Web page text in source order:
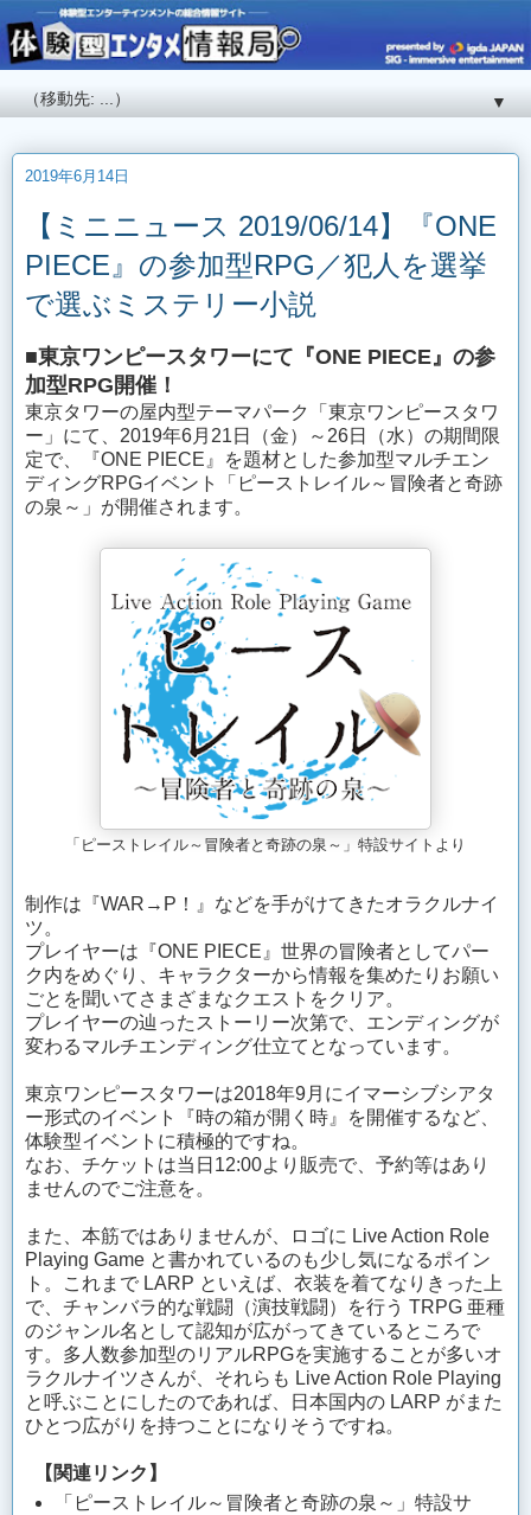
▼
2019年6月14日
【ミニニュース 2019/06/14】『ONE
PIECE』の参加型RPG／犯人を選挙
で選ぶミステリー小説
■東京ワンピースタワーにて『ONE PIECE』の参
加型RPG開催！
東京タワーの屋内型テーマパーク「東京ワンピースタワ
ー」にて、2019年6月21日（金）～26日（水）の期間限
定で、『ONE PIECE』を題材とした参加型マルチエン
ディングRPGイベント「ピーストレイル～冒険者と奇跡
の泉～」が開催されます。
「ピーストレイル～冒険者と奇跡の泉～」特設サイトより
制作は『WAR→P！』などを手がけてきたオラクルナイ
ツ。
プレイヤーは『ONE PIECE』世界の冒険者としてパー
ク内をめぐり、キャラクターから情報を集めたりお願い
ごとを聞いてさまざまなクエストをクリア。
プレイヤーの辿ったストーリー次第で、エンディングが
変わるマルチエンディング仕立てとなっています。
東京ワンピースタワーは2018年9月にイマーシブシアタ
ー形式のイベント『時の箱が開く時』を開催するなど、
体験型イベントに積極的ですね。
なお、チケットは当日12:00より販売で、予約等はあり
ませんのでご注意を。
また、本筋ではありませんが、ロゴに Live Action Role
Playing Game と書かれているのも少し気になるポイン
ト。これまで LARP といえば、衣装を着てなりきった上
で、チャンバラ的な戦闘（演技戦闘）を行う TRPG 亜種
のジャンル名として認知が広がってきているところで
す。多人数参加型のリアルRPGを実施することが多いオ
ラクルナイツさんが、それらも Live Action Role Playing
と呼ぶことにしたのであれば、日本国内の LARP がまた
ひとつ広がりを持つことになりそうですね。
【関連リンク】
「ピーストレイル～冒険者と奇跡の泉～」特設サ